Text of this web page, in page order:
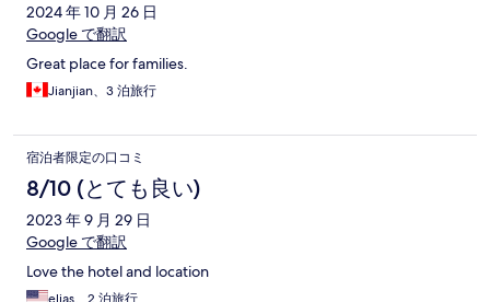
2024 年 10 月 26 日
Google で翻訳
Great place for families.
Jianjian、3 泊旅行
宿泊者限定の口コミ
8/10 (とても良い)
2023 年 9 月 29 日
Google で翻訳
Love the hotel and location
elias、2 泊旅行